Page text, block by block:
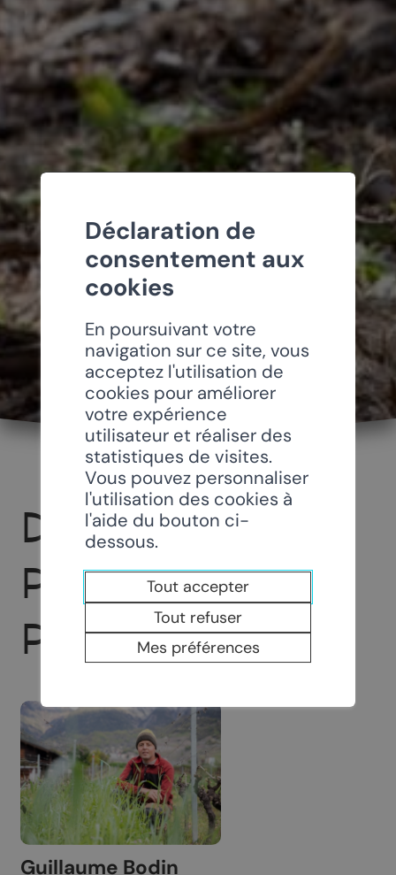
DOMAINE DES
PETITES
PLANÈTES
Guillaume Bodin
Déclaration de
consentement aux
cookies
En poursuivant votre
navigation sur ce site, vous
acceptez l'utilisation de
cookies pour améliorer
votre expérience
utilisateur et réaliser des
statistiques de visites.
Vous pouvez personnaliser
l'utilisation des cookies à
l'aide du bouton ci-
dessous.
Tout accepter
Tout refuser
Mes préférences